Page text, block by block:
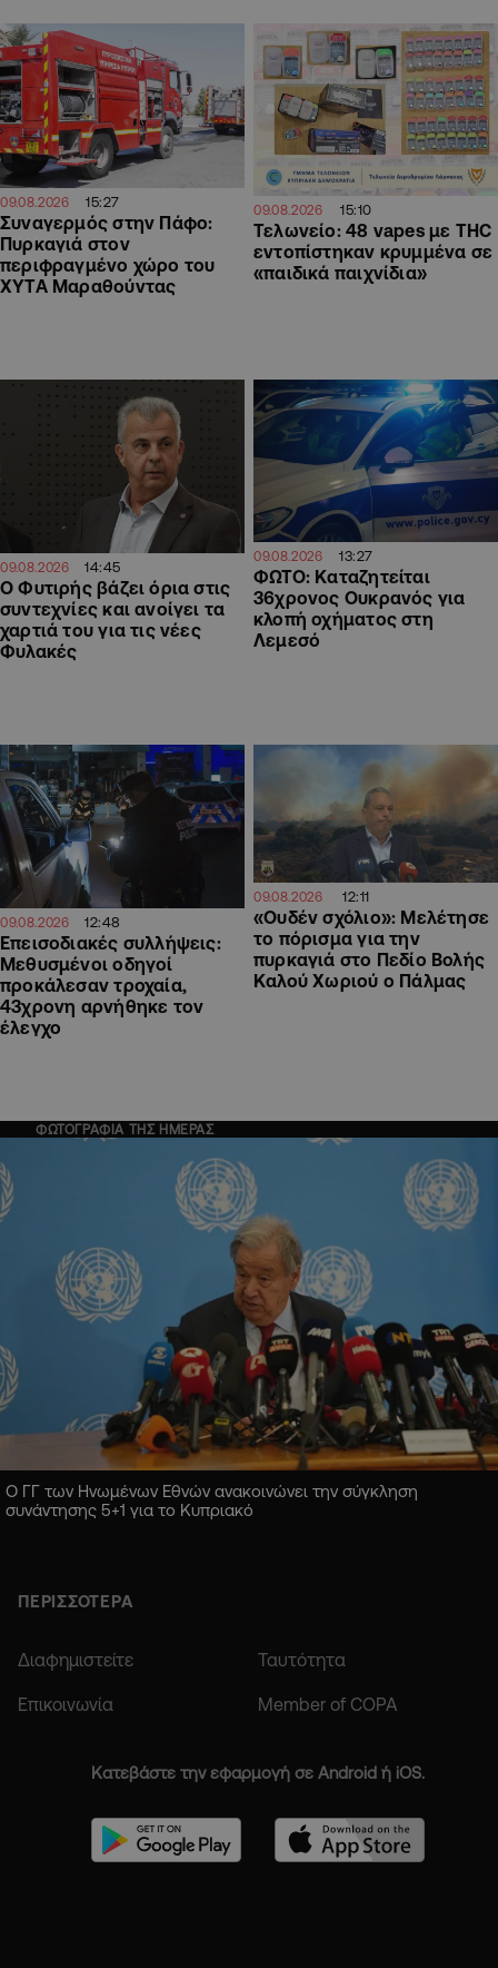
09.08.2026 15:27
Συναγερμός στην Πάφο:
Πυρκαγιά στον
περιφραγμένο χώρο του
ΧΥΤΑ Μαραθούντας
09.08.2026 15:10
Τελωνείο: 48 vapes με THC
εντοπίστηκαν κρυμμένα σε
«παιδικά παιχνίδια»
09.08.2026 14:45
O Φυτιρής βάζει όρια στις
συντεχνίες και ανοίγει τα
χαρτιά του για τις νέες
Φυλακές
09.08.2026 13:27
ΦΩΤΟ: Καταζητείται
36χρονος Ουκρανός για
κλοπή οχήματος στη
Λεμεσό
09.08.2026 12:48
Επεισοδιακές συλλήψεις:
Μεθυσμένοι οδηγοί
προκάλεσαν τροχαία,
43χρονη αρνήθηκε τον
έλεγχο
09.08.2026 12:11
«Ουδέν σχόλιο»: Μελέτησε
το πόρισμα για την
πυρκαγιά στο Πεδίο Βολής
Καλού Χωριού ο Πάλμας
ΦΩΤΟΓΡΑΦΙΑ ΤΗΣ ΗΜΕΡΑΣ
Ο ΓΓ των Ηνωμένων Εθνών ανακοινώνει την σύγκληση
συνάντησης 5+1 για το Κυπριακό
ΠΕΡΙΣΣΟΤΕΡΑ
Διαφημιστείτε Ταυτότητα
Επικοινωνία Member of COPA
Κατεβάστε την εφαρμογή σε Android ή iOS.